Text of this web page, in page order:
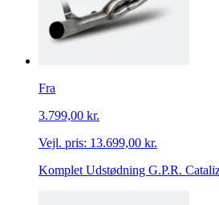
Fra
3.799,00 kr.
Vejl. pris: 13.699,00 kr.
Komplet Udstødning G.P.R.